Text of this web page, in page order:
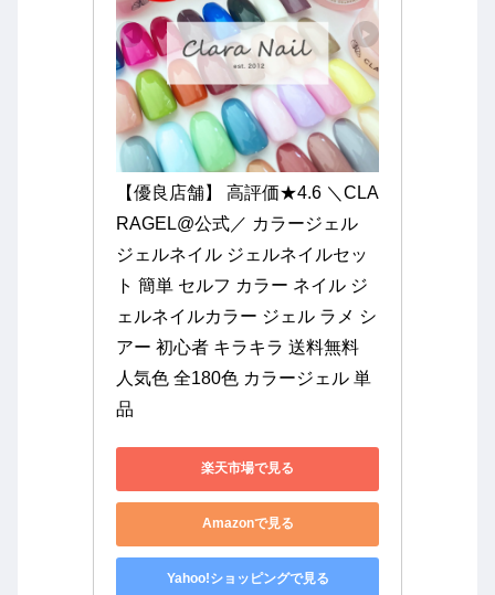
【優良店舗】 高評価★4.6 ＼CLA
RAGEL@公式／ カラージェル
ジェルネイル ジェルネイルセッ
ト 簡単 セルフ カラー ネイル ジ
ェルネイルカラー ジェル ラメ シ
アー 初心者 キラキラ 送料無料
人気色 全180色 カラージェル 単
品
楽天市場で見る
Amazonで見る
Yahoo!ショッピングで見る